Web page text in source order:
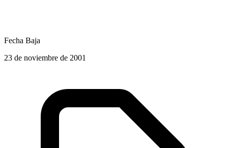
Fecha Baja
23 de noviembre de 2001